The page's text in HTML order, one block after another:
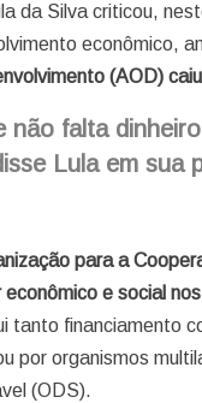
da Silva criticou,
econômico,
(AOD)
não falta
Lula em
para a
e social
tanto financiamento
por organismos
(ODS).